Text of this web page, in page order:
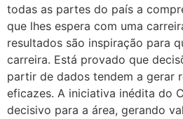
todas as partes do país a
que lhes espera com uma
resultados são inspiração para
carreira. Está provado que
partir de dados tendem a gerar
eficazes. A iniciativa inédita do
decisivo para a área, gerando